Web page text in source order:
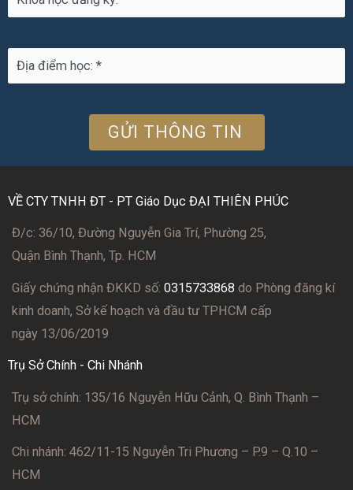
VỀ CTY TNHH ĐT - PT Giáo Dục ĐẠI THIÊN PHÚC
Đ/c: 36/10, Đường Nguyễn Gia Trí, Phường 25,
Quận Bình Thạnh, Tp. HCM
Giấy chứng nhận ĐKKD số: 0315733868 do Phòng đăng kí
kinh doanh, Sở kế hoạch và đầu tư TPHCM cấp
ngày 13/06/2019
Trụ Sở Chính - Chi Nhánh
Trụ sở chính: 135/16 Nguyễn Hữu Cảnh, Q. Bình Thạnh –
HCM
Chi nhánh: 462/11-15 Nguyễn Tri Phương – P.9 – Q.10 –
HCM